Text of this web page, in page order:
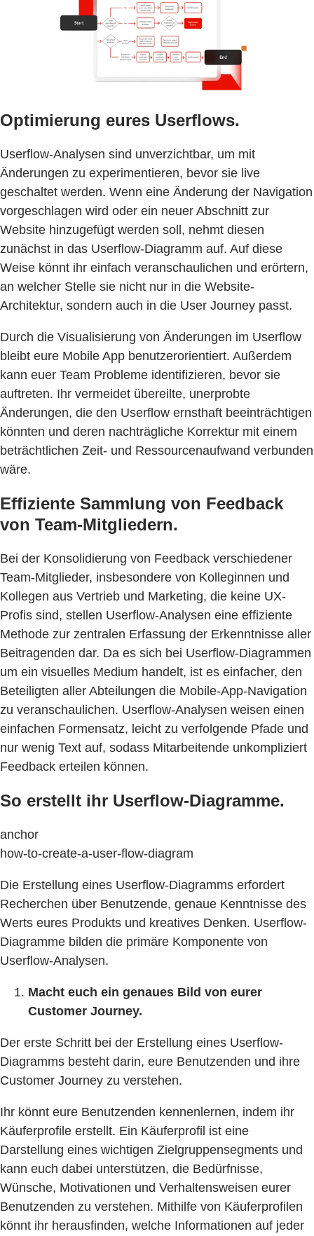
Optimierung eures Userflows.
Userflow-Analysen sind unverzichtbar, um mit
Änderungen zu experimentieren, bevor sie live
geschaltet werden. Wenn eine Änderung der Navigation
vorgeschlagen wird oder ein neuer Abschnitt zur
Website hinzugefügt werden soll, nehmt diesen
zunächst in das Userflow-Diagramm auf. Auf diese
Weise könnt ihr einfach veranschaulichen und erörtern,
an welcher Stelle sie nicht nur in die Website-
Architektur, sondern auch in die User Journey passt.
Durch die Visualisierung von Änderungen im Userflow
bleibt eure Mobile App benutzerorientiert. Außerdem
kann euer Team Probleme identifizieren, bevor sie
auftreten. Ihr vermeidet übereilte, unerprobte
Änderungen, die den Userflow ernsthaft beeinträchtigen
könnten und deren nachträgliche Korrektur mit einem
beträchtlichen Zeit- und Ressourcenaufwand verbunden
wäre.
Effiziente Sammlung von Feedback
von Team-Mitgliedern.
Bei der Konsolidierung von Feedback verschiedener
Team-Mitglieder, insbesondere von Kolleginnen und
Kollegen aus Vertrieb und Marketing, die keine UX-
Profis sind, stellen Userflow-Analysen eine effiziente
Methode zur zentralen Erfassung der Erkenntnisse aller
Beitragenden dar. Da es sich bei Userflow-Diagrammen
um ein visuelles Medium handelt, ist es einfacher, den
Beteiligten aller Abteilungen die Mobile-App-Navigation
zu veranschaulichen. Userflow-Analysen weisen einen
einfachen Formensatz, leicht zu verfolgende Pfade und
nur wenig Text auf, sodass Mitarbeitende unkompliziert
Feedback erteilen können.
So erstellt ihr Userflow-Diagramme.
anchor
how-to-create-a-user-flow-diagram
Die Erstellung eines Userflow-Diagramms erfordert
Recherchen über Benutzende, genaue Kenntnisse des
Werts eures Produkts und kreatives Denken. Userflow-
Diagramme bilden die primäre Komponente von
Userflow-Analysen.
Macht euch ein genaues Bild von eurer
Customer Journey.
Der erste Schritt bei der Erstellung eines Userflow-
Diagramms besteht darin, eure Benutzenden und ihre
Customer Journey zu verstehen.
Ihr könnt eure Benutzenden kennenlernen, indem ihr
Käuferprofile erstellt. Ein Käuferprofil ist eine
Darstellung eines wichtigen Zielgruppensegments und
kann euch dabei unterstützen, die Bedürfnisse,
Wünsche, Motivationen und Verhaltensweisen eurer
Benutzenden zu verstehen. Mithilfe von Käuferprofilen
könnt ihr herausfinden, welche Informationen auf jeder